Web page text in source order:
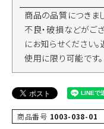
商品の品質につきま
不良・破損などがご
にお知らせください
使用に限り可能です。
商品番号 1003-038-01